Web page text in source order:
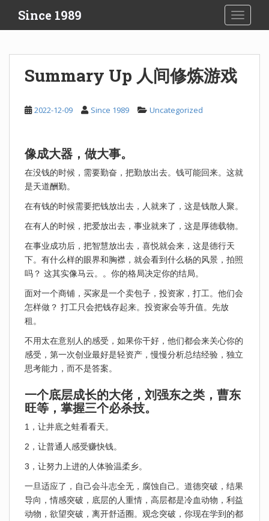
i
Since 1989
Summary Up 人间修炼游戏
2022-12-09 Since 1989 Uncategorized
像成大器，做大事。
在没钱的时候，需要勤奋，把勤放出去。钱可能回来。这就
是天道酬勤。
在有钱的时候需要把钱放出去，人就来了，这是钱散人聚。
在有人的时候，把爱放出去，事业就来了，这是厚德载物。
在事业成功后，把智慧放出去，喜悦就会来，这是德行天
下。有什么样的眼界和胸襟，就会看到什么杨的风景，拍照
吗？ 这其实像马云。。你的格局决定你的结局。
面对一个商铺，买家是一个卖包子，投资家，打工。他们会
怎样做？ 打工只会把钱存起来。投资家会等升值。先放
租。
不用太在意别人的感受，如果你干好，他们都会来关心你的
感受，第一次创业最好是轻资产，慢慢分析总结经验，独立
思考能力，而不是答案。
一个底层成长的大佬，刘强东之类，曹东
旺等，掌握三个必杀技。
1，让井底之蛙看看天。
2，让普通人感受赚快钱。
3，让努力上进的人体验温柔乡。
一旦适应了，自己会斗志全无，腐蚀自己。道德突破，结果
导向，情感突破，底层的人重情，高层都是冷血动物，利益
动物，欲望突破，离开舒适圈。观念突破，你现在学到的都